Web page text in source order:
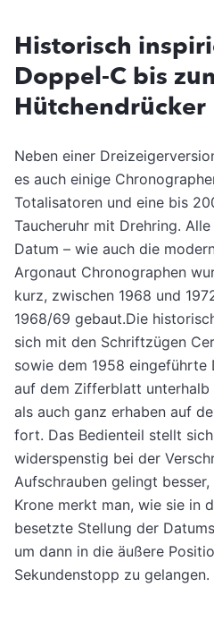
Historisch
Doppel-C bis
Hütchendrücker
Neben einer
es auch einige
Totalisatoren und eine bis
Taucheruhr mit Drehring.
Datum – wie auch die
Argonaut Chronographen
kurz, zwischen 1968 und
1968/69 gebaut.Die
sich mit den Schriftzügen
sowie dem 1958
auf dem Zifferblatt
als auch ganz erhaben auf
fort. Das Bedienteil stellt
widerspenstig bei der
Aufschrauben gelingt
Krone merkt man, wie sie in
besetzte Stellung der
um dann in die äußere
Sekundenstopp zu gelangen.